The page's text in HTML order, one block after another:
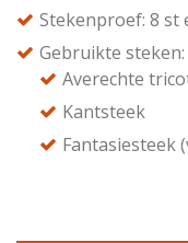
Stekenproef: 8 st
Gebruikte steken:
Averechte
Kantsteek
Fantasiesteek